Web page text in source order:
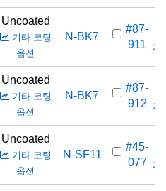
Uncoated
기타 코팅
옵션
N-BK7
#87-
911
가
Uncoated
기타 코팅
옵션
N-BK7
#87-
912 가
Uncoated
기타 코팅
옵션
N-SF11
#45-
077 가